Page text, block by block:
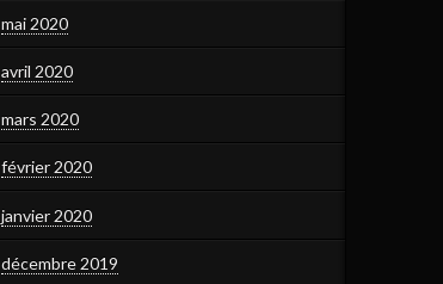
mai 2020
avril 2020
mars 2020
février 2020
janvier 2020
décembre 2019